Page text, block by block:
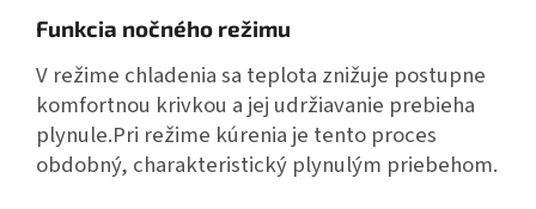
Funkcia nočného režimu
V režime chladenia sa teplota znižuje postupne
komfortnou krivkou a jej udržiavanie prebieha
plynule.Pri režime kúrenia je tento proces
obdobný, charakteristický plynulým priebehom.